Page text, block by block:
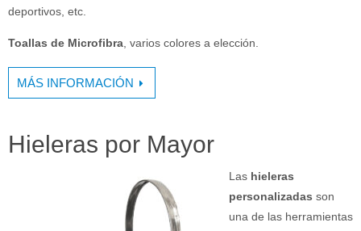
deportivos, etc.
Toallas de Microfibra , varios colores a elección.
MÁS INFORMACIÓN
Hieleras por Mayor
Las hieleras
personalizadas son
una de las herramientas